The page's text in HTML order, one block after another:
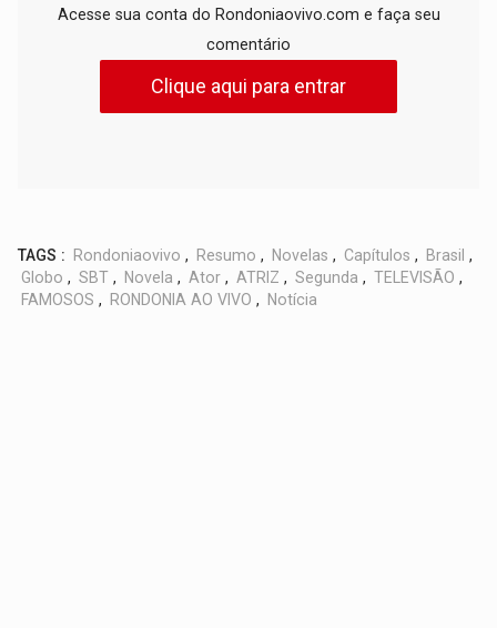
Acesse sua conta do Rondoniaovivo.com e faça seu
comentário
Clique aqui para entrar
TAGS : Rondoniaovivo , Resumo , Novelas , Capítulos , Brasil ,
Globo , SBT , Novela , Ator , ATRIZ , Segunda , TELEVISÃO ,
FAMOSOS , RONDONIA AO VIVO , Notícia